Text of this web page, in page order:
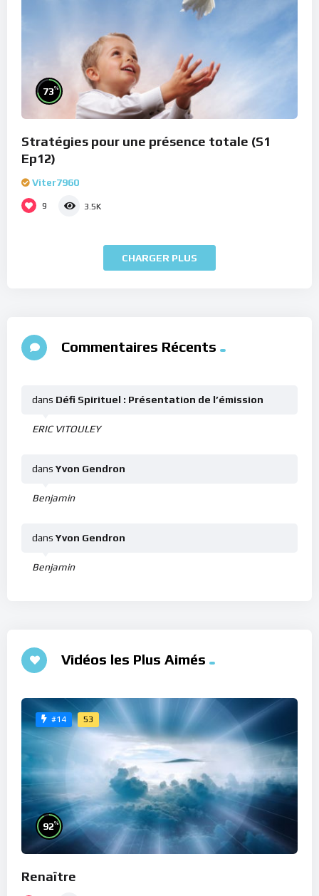
73%
Stratégies pour une présence totale (S1
Ep12)
Viter7960
9 3.5K
CHARGER PLUS
Commentaires Récents
ERIC VITOULEY
dans Défi Spirituel : Présentation de l’émission
Benjamin
dans Yvon Gendron
Benjamin
dans Yvon Gendron
Vidéos les Plus Aimés
#14 53
92%
Renaître